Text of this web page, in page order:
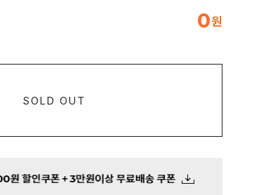
0원
SOLD OUT